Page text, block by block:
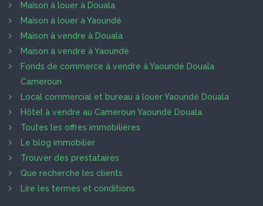
Maison à louer à Douala
Maison à louer à Yaoundé
Maison à vendre à Douala
Maison à vendre à Yaoundé
Fonds de commerce à vendre à Yaoundé Douala
Cameroun
Local commercial et bureau à louer Yaoundé Douala
Hôtel à vendre au Cameroun Yaoundé Douala
Toutes les offres immobilières
Le blog immobilier
Trouver des prestataires
Que recherche les clients
Lire les termes et conditions